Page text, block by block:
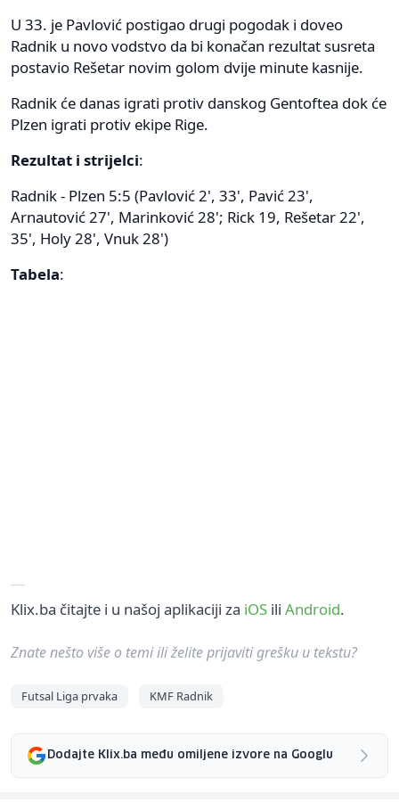
U 33. je Pavlović postigao drugi pogodak i doveo
Radnik u novo vodstvo da bi konačan rezultat susreta
postavio Rešetar novim golom dvije minute kasnije.
Radnik će danas igrati protiv danskog Gentoftea dok će
Plzen igrati protiv ekipe Rige.
Rezultat i strijelci:
Radnik - Plzen 5:5 (Pavlović 2', 33', Pavić 23',
Arnautović 27', Marinković 28'; Rick 19, Rešetar 22',
35', Holy 28', Vnuk 28')
Tabela:
Klix.ba čitajte i u našoj aplikaciji za iOS ili Android.
Znate nešto više o temi ili želite prijaviti grešku u tekstu?
Futsal Liga prvaka KMF Radnik
Dodajte Klix.ba među omiljene izvore na Googlu